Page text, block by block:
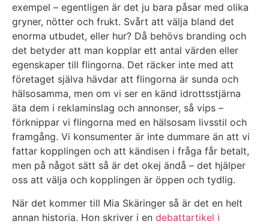
exempel – egentligen är det ju bara påsar med olika
gryner, nötter och frukt. Svårt att välja bland det
enorma utbudet, eller hur? Då behövs branding och
det betyder att man kopplar ett antal värden eller
egenskaper till flingorna. Det räcker inte med att
företaget själva hävdar att flingorna är sunda och
hälsosamma, men om vi ser en känd idrottsstjärna
äta dem i reklaminslag och annonser, så vips –
förknippar vi flingorna med en hälsosam livsstil och
framgång. Vi konsumenter är inte dummare än att vi
fattar kopplingen och att kändisen i fråga får betalt,
men på något sätt så är det okej ändå – det hjälper
oss att välja och kopplingen är öppen och tydlig.
När det kommer till Mia Skäringer så är det en helt
annan historia. Hon skriver i en debattartikel i